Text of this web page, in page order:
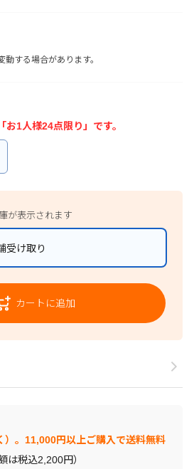
する場合があります。
1人様24点限り」です。
が表示されます
受け取り
カートに追加
）。11,000円以上ご購入で送料無料
は税込2,200円）